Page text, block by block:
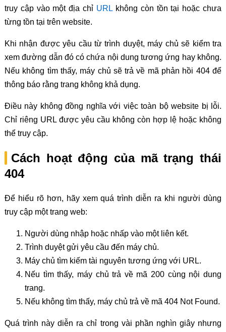
truy cập vào một địa chỉ URL không còn tồn tại hoặc chưa
từng tồn tại trên website.
Khi nhận được yêu cầu từ trình duyệt, máy chủ sẽ kiểm tra
xem đường dẫn đó có chứa nội dung tương ứng hay không.
Nếu không tìm thấy, máy chủ sẽ trả về mã phản hồi 404 để
thông báo rằng trang không khả dụng.
Điều này không đồng nghĩa với việc toàn bộ website bị lỗi.
Chỉ riêng URL được yêu cầu không còn hợp lệ hoặc không
thể truy cập.
Cách hoạt động của mã trạng thái
404
Để hiểu rõ hơn, hãy xem quá trình diễn ra khi người dùng
truy cập một trang web:
Người dùng nhập hoặc nhấp vào một liên kết.
Trình duyệt gửi yêu cầu đến máy chủ.
Máy chủ tìm kiếm tài nguyên tương ứng với URL.
Nếu tìm thấy, máy chủ trả về mã 200 cùng nội dung
trang.
Nếu không tìm thấy, máy chủ trả về mã 404 Not Found.
Quá trình này diễn ra chỉ trong vài phần nghìn giây nhưng